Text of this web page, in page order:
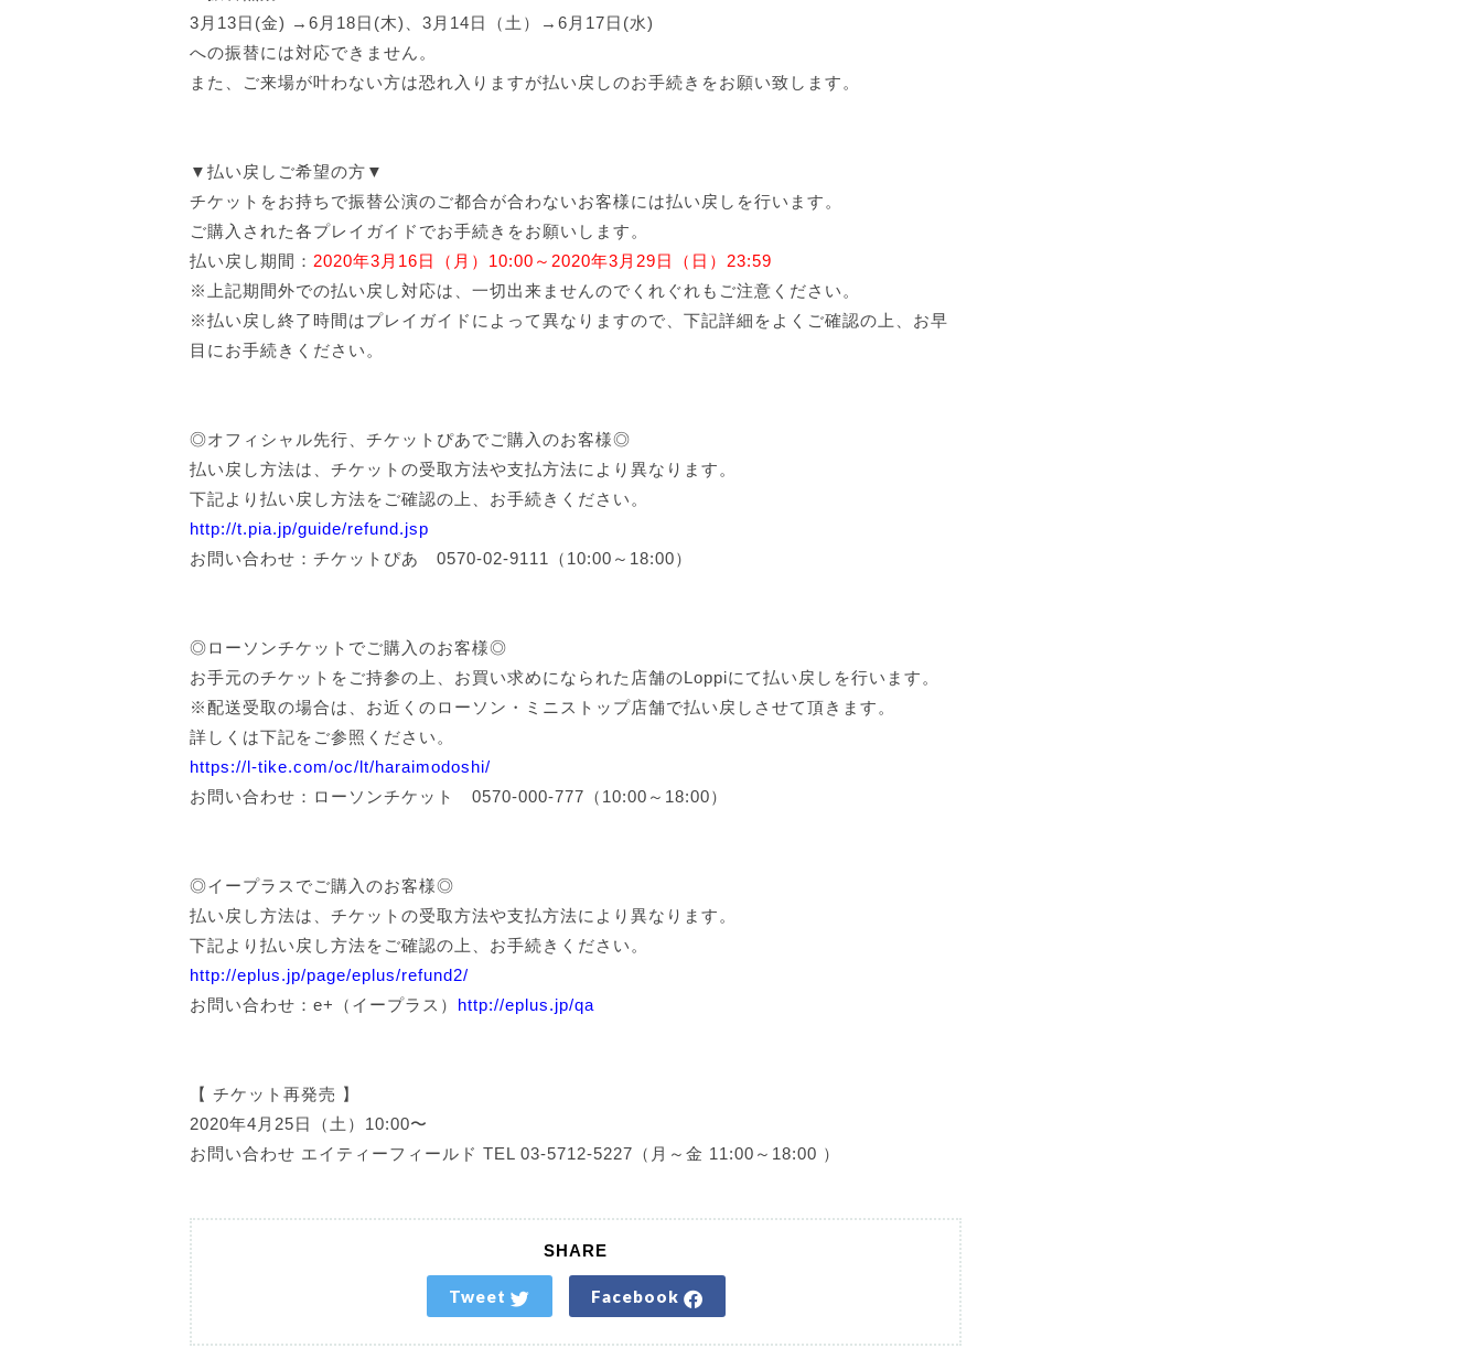
3月13日(金) →6月18日(木)、3月14日（土）→6月17日(水)
への振替には対応できません。
また、ご来場が叶わない方は恐れ入りますが払い戻しのお手続きをお願い致します。
▼払い戻しご希望の方▼
チケットをお持ちで振替公演のご都合が合わないお客様には払い戻しを行います。
ご購入された各プレイガイドでお手続きをお願いします。
払い戻し期間： 2020年3月16日（月）10:00～2020年3月29日（日）23:59
※上記期間外での払い戻し対応は、一切出来ませんのでくれぐれもご注意ください。
※払い戻し終了時間はプレイガイドによって異なりますので、下記詳細をよくご確認の上、お早
目にお手続きください。
◎オフィシャル先行、チケットぴあでご購入のお客様◎
払い戻し方法は、チケットの受取方法や支払方法により異なります。
下記より払い戻し方法をご確認の上、お手続きください。
http://t.pia.jp/guide/refund.jsp
お問い合わせ：チケットぴあ 0570-02-9111（10:00～18:00）
◎ローソンチケットでご購入のお客様◎
お手元のチケットをご持参の上、お買い求めになられた店舗のLoppiにて払い戻しを行います。
※配送受取の場合は、お近くのローソン・ミニストップ店舗で払い戻しさせて頂きます。
詳しくは下記をご参照ください。
https://l-tike.com/oc/lt/haraimodoshi/
お問い合わせ：ローソンチケット 0570-000-777（10:00～18:00）
◎イープラスでご購入のお客様◎
払い戻し方法は、チケットの受取方法や支払方法により異なります。
下記より払い戻し方法をご確認の上、お手続きください。
http://eplus.jp/page/eplus/refund2/
お問い合わせ：e+（イープラス） http://eplus.jp/qa
【 チケット再発売 】
2020年4月25日（土）10:00〜
お問い合わせ エイティーフィールド TEL 03-5712-5227（月～金 11:00～18:00 ）
SHARE
Tweet Facebook